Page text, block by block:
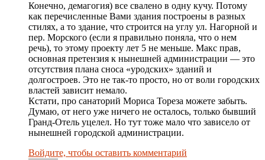
Конечно, демагогия) все свалено в одну кучу. Потому
как перечисленные Вами здания построены в разных
стилях, а то здание, что строится на углу ул. Нагорной и
пер. Морского (если я правильно поняла, что о нем
речь), то этому проекту лет 5 не меньше. Макс прав,
основная претензия к нынешней администрации — это
отсутствия плана сноса «уродских» зданий и
долгостроев. Это не так-то просто, но от воли городских
властей зависит немало.
Кстати, про санаторий Мориса Тореза можете забыть.
Думаю, от него уже ничего не осталось, только бывший
Гранд-Отель уцелел. Но тут тоже мало что зависело от
нынешней городской администрации.
Войдите, чтобы оставить комментарий